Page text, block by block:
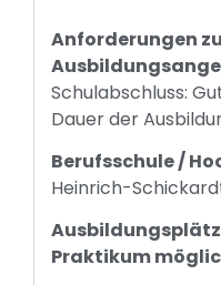
Anforderungen
Schulabschluss:
Dauer der
Berufsschule /
Heinrich-
Praktikum